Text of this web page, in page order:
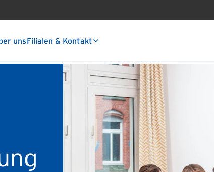
unsFilialen & Kontakt